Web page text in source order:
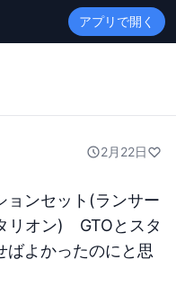
アプリで開く
2月22日
ョンセット(ランサー
リオン)　GTOとスタ
ばよかったのにと思